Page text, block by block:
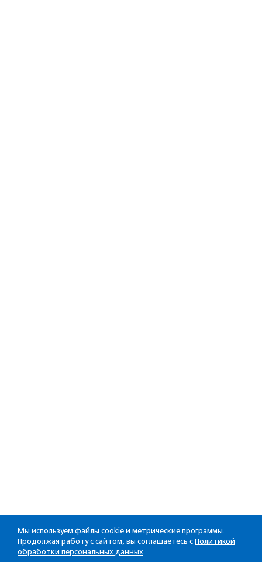
Мы используем файлы cookie и метрические программы.
Продолжая работу с сайтом, вы соглашаетесь с Политикой
обработки персональных данных